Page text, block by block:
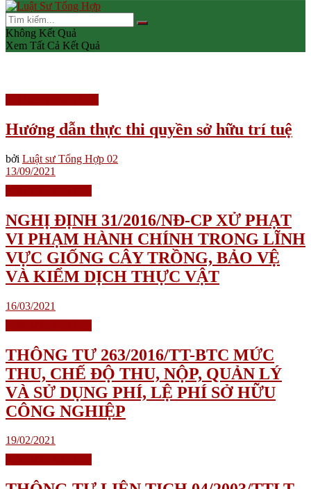
Không Kết Quả
Xem Tất Cả Kết Quả
Hướng dẫn thực thi quyền sở hữu trí tuệ
bởi Luật sư Tổng Hợp 02
13/09/2021
NGHỊ ĐỊNH 31/2016/NĐ-CP XỬ PHẠT
VI PHẠM HÀNH CHÍNH TRONG LĨNH
VỰC GIỐNG CÂY TRỒNG, BẢO VỆ
VÀ KIỂM DỊCH THỰC VẬT
16/03/2021
THÔNG TƯ 263/2016/TT-BTC MỨC
THU, CHẾ ĐỘ THU, NỘP, QUẢN LÝ
VÀ SỬ DỤNG PHÍ, LỆ PHÍ SỞ HỮU
CÔNG NGHIỆP
19/02/2021